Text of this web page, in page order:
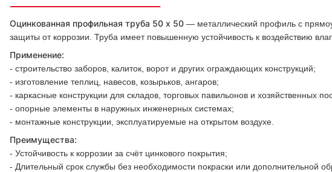
Оцинкованная профильная труба 50 x 50 — металлический профиль с
защиты от коррозии. Труба имеет повышенную устойчивость к воздействию
Применение:
- строительство заборов, калиток, ворот и других ограждающих конструкций;
- изготовление теплиц, навесов, козырьков, ангаров;
- каркасные конструкции для складов, торговых павильонов и хозяйственных
- опорные элементы в наружных инженерных системах;
- монтажные конструкции, эксплуатируемые на открытом воздухе.
Преимущества:
- Устойчивость к коррозии за счёт цинкового покрытия;
- Длительный срок службы без необходимости покраски или дополнительной